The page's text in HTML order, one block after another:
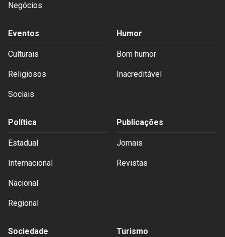
Negócios
Eventos
Culturais
Religiosos
Sociais
Humor
Bom humor
Inacreditável
Política
Estadual
Internacional
Nacional
Regional
Publicações
Jornais
Revistas
Sociedade Turismo